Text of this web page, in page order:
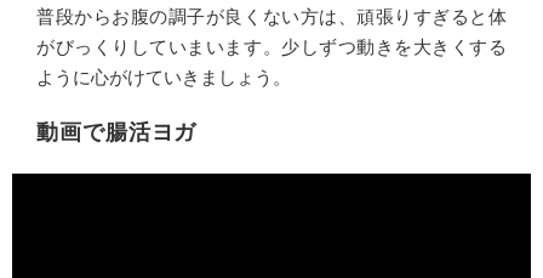
普段からお腹の調子が良くない方は、頑張りすぎると体
がびっくりしていまいます。少しずつ動きを大きくする
ように心がけていきましょう。
動画で腸活ヨガ